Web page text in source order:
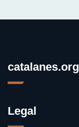
catalanes.org
Legal